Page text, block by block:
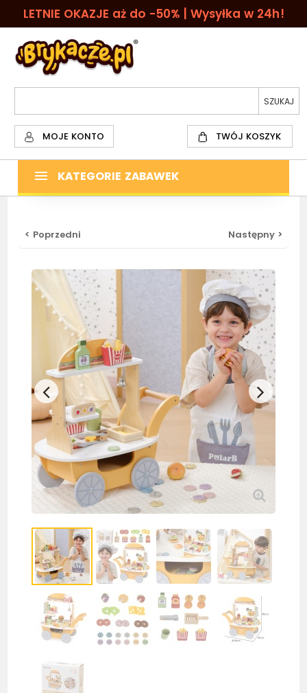
LETNIE OKAZJE aż do -50% | Wysyłka w 24h!
MOJE KONTO TWÓJ KOSZYK
KATEGORIE ZABAWEK
< Poprzedni Następny >